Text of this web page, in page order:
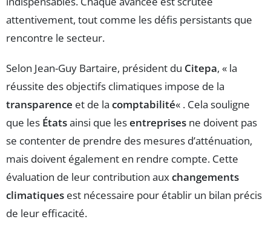
attentivement, tout comme les défis persistants que
rencontre le secteur.
Selon Jean-Guy Bartaire, président du Citepa, « la
réussite des objectifs climatiques impose de la
transparence et de la comptabilité« . Cela souligne
que les Étatsainsi que lesentreprises ne doivent pas
se contenter de prendre des mesures d’atténuation,
mais doivent également en rendre compte. Cette
évaluation de leur contribution auxchangements
climatiques est nécessaire pour établir un bilan précis
de leur efficacité.